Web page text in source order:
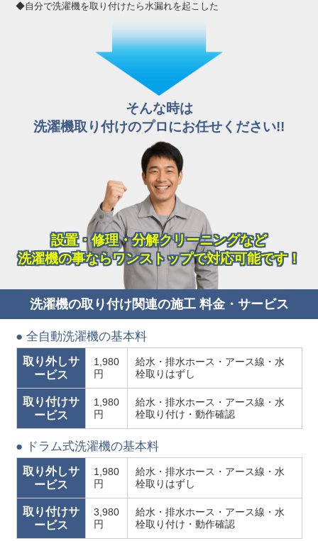
◆自分で洗濯機を取り付けたら水漏れを起こした
そんな時は
洗濯機取り付けのプロにお任せください!!
設置・修理・分解クリーニングなど
洗濯機の事ならワンストップで対応可能です！
洗濯機の取り付け関連の施工 料金・サービス
● 全自動洗濯機の基本料
取り外しサ
ービス
1,980
円
給水・排水ホース・アース線・水
栓取りはずし
取り付けサ
ービス
1,980
円
給水・排水ホース・アース線・水
栓取り付け・動作確認
● ドラム式洗濯機の基本料
取り外しサ
ービス
1,980
円
給水・排水ホース・アース線・水
栓取りはずし
取り付けサ
ービス
3,980
円
給水・排水ホース・アース線・水
栓取り付け・動作確認